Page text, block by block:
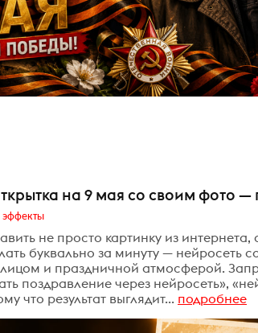
на 9 мая со своим фото
эффекты
не просто картинку из интернета,
буквально за минуту — нейросеть
и праздничной атмосферой.
поздравление через нейросеть»,
что результат выглядит... подробнее